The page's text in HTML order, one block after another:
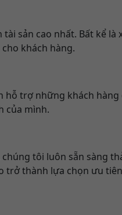
sản cao nhất. Bất kể là
khách hàng.
trợ những khách
của mình.
tôi luôn sẵn sàng
trở thành lựa chọn ưu